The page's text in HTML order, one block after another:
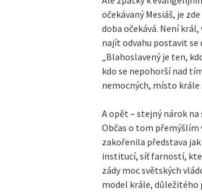
očekávaný Mesiáš, je
doba očekává. Není
najít odvahu postavit se
„Blahoslavený je ten,
kdo se nepohorší nad
nemocných, místo krále
A opět – stejný nárok na
Občas o tom přemýšlím
zakořenila představa
institucí, síť farností,
zády moc světských
model krále, důležitého